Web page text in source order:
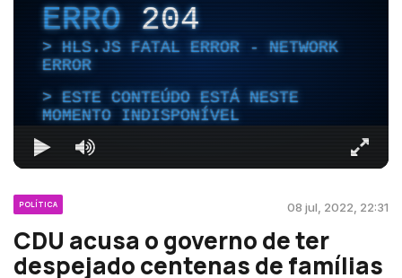
ERRO204
HLS.JS FATAL ERROR - NETWORK
ERROR
ESTE CONTEÚDO ESTÁ NESTE
MOMENTO INDISPONÍVEL
POLÍTICA 08 jul, 2022, 22:31
CDU acusa o governo de ter
despejado centenas de famílias